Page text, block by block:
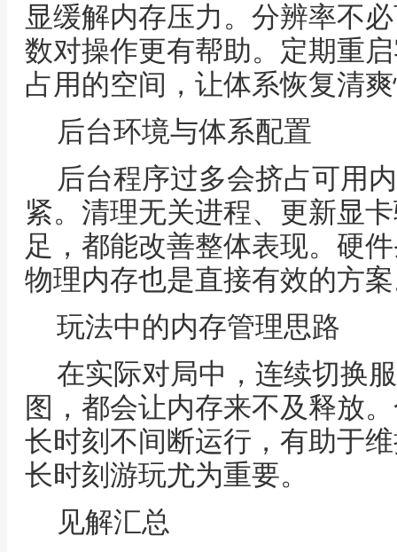
显缓解内存压力。分辨率不
数对操作更有帮助。定期重
占用的空间，让体系恢复清
后台环境与体系配置
后台程序过多会挤占可用
紧。清理无关进程、更新显
足，都能改善整体表现。硬
物理内存也是直接有效的方
玩法中的内存管理思路
在实际对局中，连续切换
图，都会让内存来不及释放
长时刻不间断运行，有助于
长时刻游玩尤为重要。
见解汇总